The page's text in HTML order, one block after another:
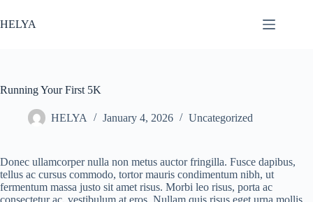
to
content
HELYA
Running Your First 5K
HELYA January 4, 2026 Uncategorized
Donec ullamcorper nulla non metus auctor fringilla. Fusce dapibus,
tellus ac cursus commodo, tortor mauris condimentum nibh, ut
fermentum massa justo sit amet risus. Morbi leo risus, porta ac
consectetur ac, vestibulum at eros. Nullam quis risus eget urna mollis